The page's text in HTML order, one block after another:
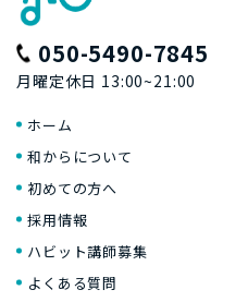
050-5490-7845
月曜定休日 13:00~21:00
ホーム
和からについて
初めての方へ
採用情報
ハビット講師募集
よくある質問